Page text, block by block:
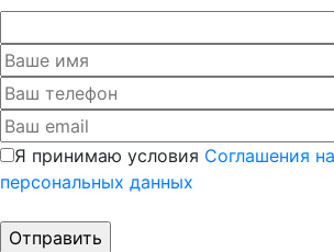
Я принимаю условия Соглашения
персональных данных